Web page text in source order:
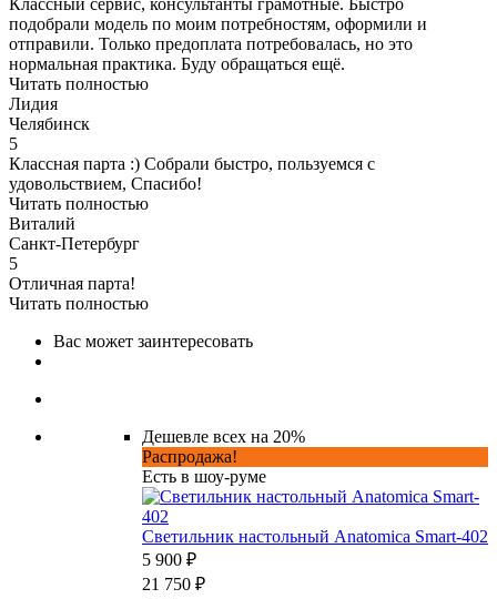
подобрали модель по моим потребностям, оформили и
отправили. Только предоплата потребовалась, но это
нормальная практика. Буду обращаться ещё.
Читать полностью
Лидия
Челябинск
5
Классная парта :) Собрали быстро, пользуемся с
удовольствием, Спасибо!
Читать полностью
Виталий
Санкт-Петербург
5
Отличная парта!
Читать полностью
Вас может заинтересовать
Дешевле всех на 20%
Распродажа!
Есть в шоу-руме
Светильник настольный Anatomica Smart-402
5 900 ₽
21 750 ₽